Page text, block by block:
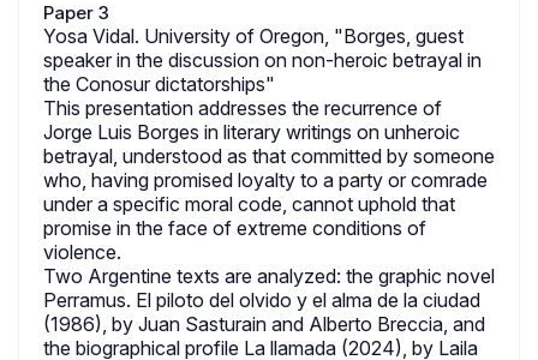
Paper 3
Yosa Vidal. University of Oregon, "Borges, guest
speaker in the discussion on non-heroic betrayal in
the Conosur dictatorships"
This presentation addresses the recurrence of
Jorge Luis Borges in literary writings on unheroic
betrayal, understood as that committed by someone
who, having promised loyalty to a party or comrade
under a specific moral code, cannot uphold that
promise in the face of extreme conditions of
violence.
Two Argentine texts are analyzed: the graphic novel
Perramus. El piloto del olvido y el alma de la ciudad
(1986), by Juan Sasturain and Alberto Breccia, and
the biographical profile La llamada (2024), by Laila